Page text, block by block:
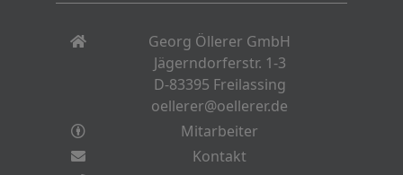
Georg Öllerer GmbH
Jägerndorferstr. 1-3
D-83395 Freilassing
oellerer@oellerer.de
Mitarbeiter
Kontakt